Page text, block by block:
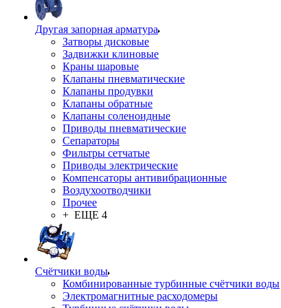
Другая запорная арматура
Затворы дисковые
Задвижки клиновые
Краны шаровые
Клапаны пневматические
Клапаны продувки
Клапаны обратные
Клапаны соленоидные
Приводы пневматические
Сепараторы
Фильтры сетчатые
Приводы электрические
Компенсаторы антивибрационные
Воздухоотводчики
Прочее
+ ЕЩЕ 4
Счётчики воды
Комбинированные турбинные счётчики воды
Электромагнитные расходомеры